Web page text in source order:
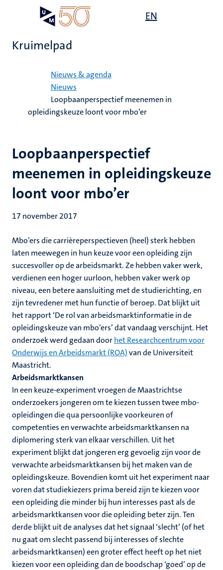
EN
Kruimelpad
Nieuws & agenda
Nieuws
Loopbaanperspectief meenemen in
opleidingskeuze loont voor mbo’er
Loopbaanperspectief
meenemen in opleidingskeuze
loont voor mbo’er
17 november 2017
Mbo’ers die carrièreperspectieven (heel) sterk hebben
laten meewegen in hun keuze voor een opleiding zijn
succesvoller op de arbeidsmarkt. Ze hebben vaker werk,
verdienen een hoger uurloon, hebben vaker werk op
niveau, een betere aansluiting met de studierichting, en
zijn tevredener met hun functie of beroep. Dat blijkt uit
het rapport ‘De rol van arbeidsmarktinformatie in de
opleidingskeuze van mbo’ers’ dat vandaag verschijnt. Het
onderzoek werd gedaan doorhet Researchcentrum voor
Onderwijs en Arbeidsmarkt (ROA)van de Universiteit
Maastricht.
Arbeidsmarktkansen
In een keuze-experiment vroegen de Maastrichtse
onderzoekers jongeren om te kiezen tussen twee mbo-
opleidingen die qua persoonlijke voorkeuren of
competenties en verwachte arbeidsmarktkansen na
diplomering sterk van elkaar verschillen. Uit het
experiment blijkt dat jongeren erg gevoelig zijn voor de
verwachte arbeidsmarktkansen bij het maken van de
opleidingskeuze. Bovendien komt uit het experiment naar
voren dat studiekiezers prima bereid zijn te kiezen voor
een opleiding die minder bij hun interesses past als de
arbeidsmarktkansen voor die opleiding beter zijn. Ten
derde blijkt uit de analyses dat het signaal ‘slecht’ (of het
nu gaat om slecht passend bij interesses of slechte
arbeidsmarktkansen) een groter effect heeft op het niet
kiezen voor een opleiding dan de boodschap ‘goed’ op de